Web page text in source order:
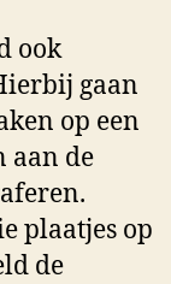
ook
gaan
op een
aan de
plaatjes op
de